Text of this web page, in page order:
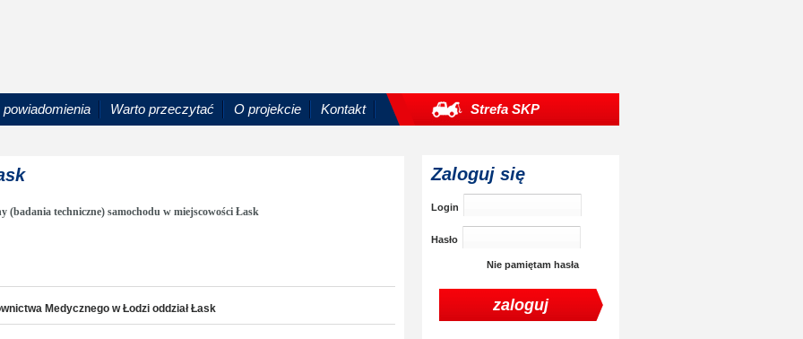
Warto przeczytać O projekcie Kontakt Strefa SKP
(badania techniczne) samochodu w miejscowości Łask
Medycznego w Łodzi oddział Łask
Zaloguj się
Login
Hasło
Nie pamiętam hasła